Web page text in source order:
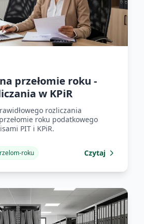
przełomie roku -
w KPiR
rozliczania
roku podatkowego
PIT i KPiR.
roku Czytaj